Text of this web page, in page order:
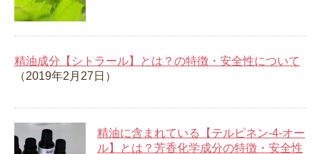
精油成分【シトラール】とは？の特徴・安全性について
（2019年2月27日）
精油に含まれている【テルピネン-4-オー
ル】とは？芳香化学成分の特徴・安全性